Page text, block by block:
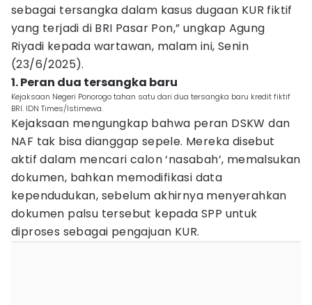
sebagai tersangka dalam kasus dugaan KUR fiktif
yang terjadi di BRI Pasar Pon,” ungkap Agung
Riyadi kepada wartawan, malam ini, Senin
(23/6/2025).
1. Peran dua tersangka baru
Kejaksaan Negeri Ponorogo tahan satu dari dua tersangka baru kredit fiktif
BRI. IDN Times/Istimewa.
Kejaksaan mengungkap bahwa peran DSKW dan
NAF tak bisa dianggap sepele. Mereka disebut
aktif dalam mencari calon ‘nasabah’, memalsukan
dokumen, bahkan memodifikasi data
kependudukan, sebelum akhirnya menyerahkan
dokumen palsu tersebut kepada SPP untuk
diproses sebagai pengajuan KUR.